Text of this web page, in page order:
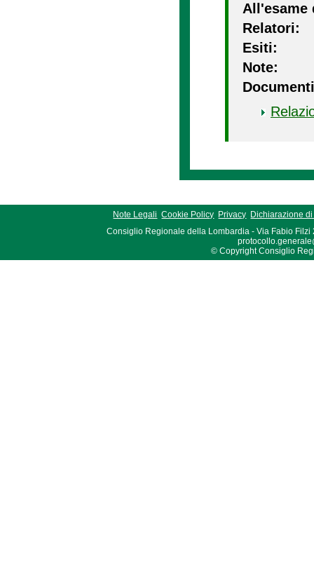
All'esame
Relatori:
Esiti:
Note:
Note Legali Cookie Policy Privacy Dichiarazione
Consiglio Regionale della Lombardia - Via Fabio Filzi
© Copyright Consiglio